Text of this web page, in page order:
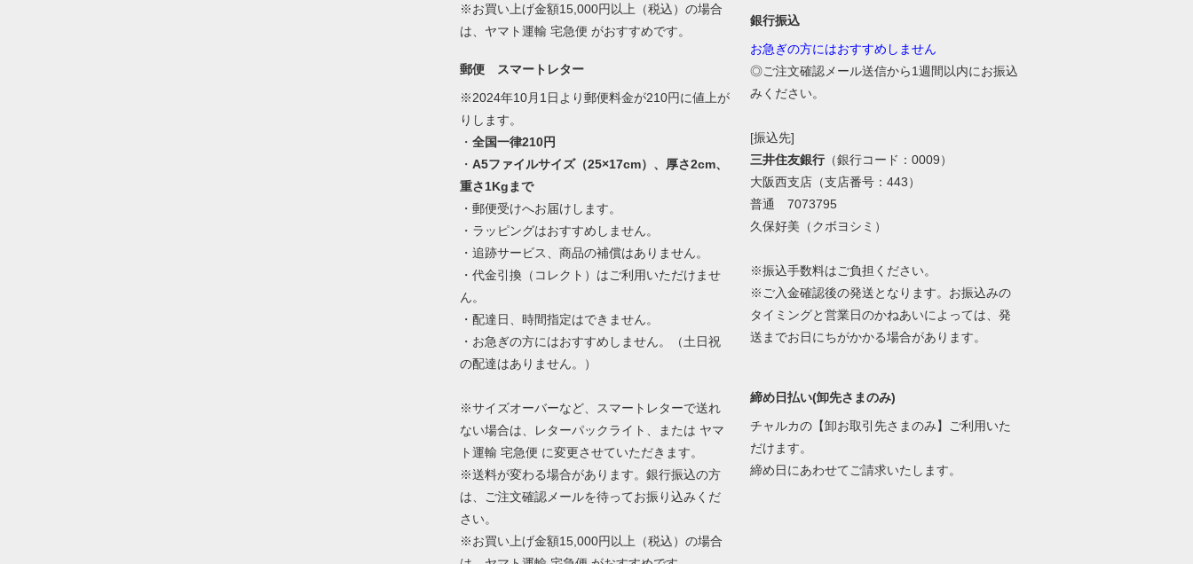
※お買い上げ金額15,000円以上（税込）の場合
は、ヤマト運輸 宅急便 がおすすめです。
郵便 スマートレター
※2024年10月1日より郵便料金が210円に値上が
りします。
・全国一律210円
・A5ファイルサイズ（25×17cm）、厚さ2cm、
重さ1Kgまで
・郵便受けへお届けします。
・ラッピングはおすすめしません。
・追跡サービス、商品の補償はありません。
・代金引換（コレクト）はご利用いただけませ
ん。
・配達日、時間指定はできません。
・お急ぎの方にはおすすめしません。（土日祝
の配達はありません。）
※サイズオーバーなど、スマートレターで送れ
ない場合は、レターパックライト、または ヤマ
ト運輸 宅急便 に変更させていただきます。
※送料が変わる場合があります。銀行振込の方
は、ご注文確認メールを待ってお振り込みくだ
さい。
※お買い上げ金額15,000円以上（税込）の場合
銀行振込
お急ぎの方にはおすすめしません
◎ご注文確認メール送信から1週間以内にお振込
みください。
[振込先]
三井住友銀行（銀行コード：0009）
大阪西支店（支店番号：443）
普通 7073795
久保好美（クボヨシミ）
※振込手数料はご負担ください。
※ご入金確認後の発送となります。お振込みの
タイミングと営業日のかねあいによっては、発
送までお日にちがかかる場合があります。
締め日払い(卸先さまのみ)
チャルカの【卸お取引先さまのみ】ご利用いた
だけます。
締め日にあわせてご請求いたします。